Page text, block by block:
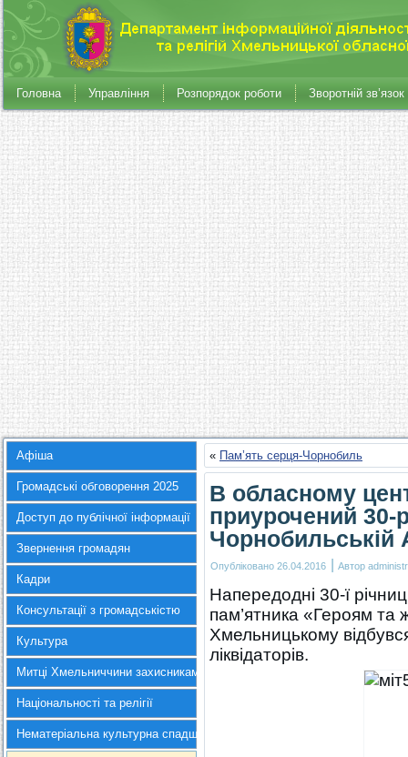
Головна Управління Розпорядок роботи Зворотній зв’язок
Афіша
Громадські обговорення 2025
Доступ до публічної інформації
Звернення громадян
Кадри
Консультації з громадськістю
Культура
Митці Хмельниччини захисникам України
Національності та релігії
Нематеріальна культурна спадщина
« Пам’ять серця-Чорнобиль
В обласному
приурочений 30-
Чорнобильській
Опубліковано 26.04.2016 | Автор
Напередодні 30-ї
пам’ятника «Героям
Хмельницькому
ліквідаторів.